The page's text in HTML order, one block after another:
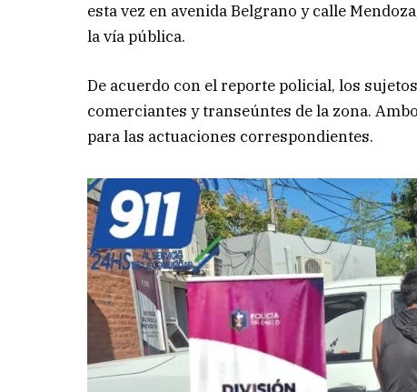
esta vez en avenida Belgrano y calle
la vía pública.
De acuerdo con el reporte policial, los
comerciantes y transeúntes de la zona.
para las actuaciones correspondientes.